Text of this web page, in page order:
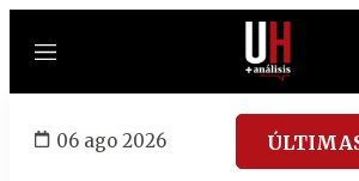
Menú
06 ago 2026